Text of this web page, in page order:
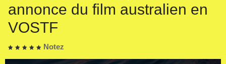
annonce du film australien en
VOSTF
Notez